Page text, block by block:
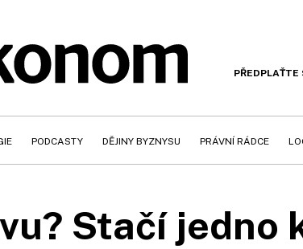
PŘEDPLAŤTE
PODCASTY DĚJINY BYZNYSU PRÁVNÍ RÁDCE
Stačí jedno